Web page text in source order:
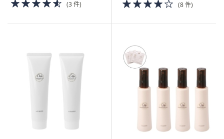
of
(3 件)
of
(8 件)